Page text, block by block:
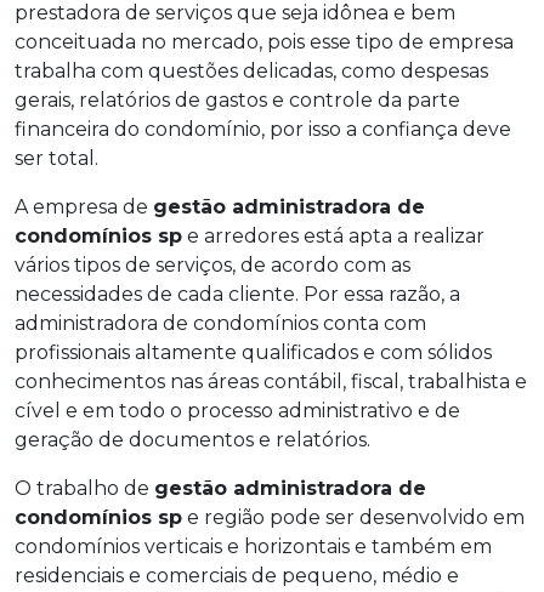
prestadora de serviços que seja idônea e bem
conceituada no mercado, pois esse tipo de empresa
trabalha com questões delicadas, como despesas
gerais, relatórios de gastos e controle da parte
financeira do condomínio, por isso a confiança deve
ser total.
A empresa de gestão administradora de
condomínios sp e arredores está apta a realizar
vários tipos de serviços, de acordo com as
necessidades de cada cliente. Por essa razão, a
administradora de condomínios conta com
profissionais altamente qualificados e com sólidos
conhecimentos nas áreas contábil, fiscal, trabalhista e
cível e em todo o processo administrativo e de
geração de documentos e relatórios.
O trabalho de gestão administradora de
condomínios sp e região pode ser desenvolvido em
condomínios verticais e horizontais e também em
residenciais e comerciais de pequeno, médio e